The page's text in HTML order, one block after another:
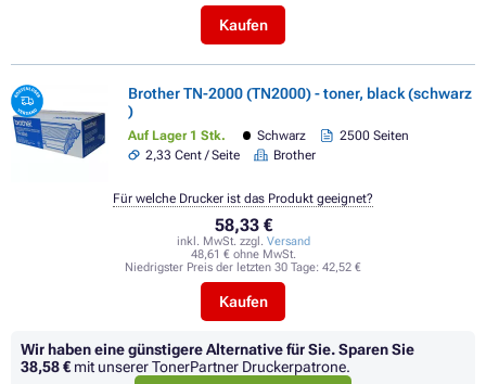
Kaufen
Brother TN-2000 (TN2000) - toner, black (schwarz
)
Auf Lager 1 Stk. Schwarz
2500 Seiten
2,33 Cent / Seite
Brother
58,33 €
inkl. MwSt. zzgl. Versand
48,61 € ohne MwSt.
Niedrigster Preis der letzten 30 Tage: 42,52 €
Kaufen
Für welche Drucker ist das Produkt geeignet?
Wir haben eine günstigere Alternative für Sie.Sparen Sie
38,58 € mit unserer TonerPartner Druckerpatrone.